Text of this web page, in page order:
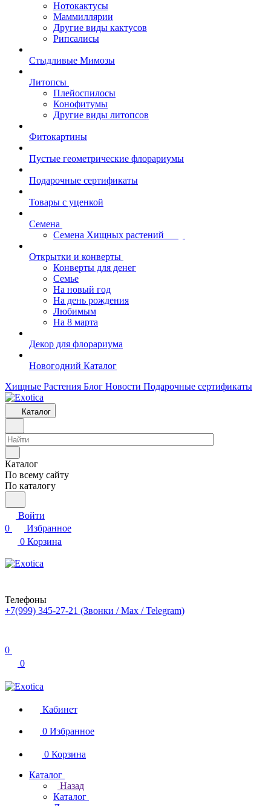
Нотокактусы
Маммиллярии
Другие виды кактусов
Рипсалисы
Стыдливые Мимозы
Литопсы
Плейоспилосы
Конофитумы
Другие виды литопсов
Фитокартины
Пустые геометрические флорариумы
Подарочные сертификаты
Товары с уценкой
Семена
Семена Хищных растений
Открытки и конверты
Конверты для денег
Семье
На новый год
На день рождения
Любимым
На 8 марта
Декор для флорариума
Новогодний Каталог
Хищные Растения Блог Новости Подарочные сертификаты
Каталог
Каталог
По всему сайту
По каталогу
Войти
0
Избранное
0 Корзина
Телефоны
+7(999) 345-27-21 (Звонки / Max / Telegram)
0
0
Кабинет
0 Избранное
0 Корзина
Каталог
Назад
Каталог